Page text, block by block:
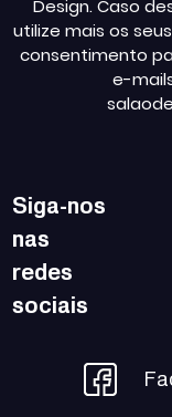
Design. Caso
utilize mais os
consentimento
e-
Siga-nos
nas
redes
sociais